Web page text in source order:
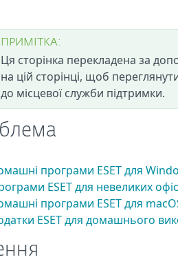
ПРИМІТКА:
Ця сторінка перекладена за
на цій сторінці, щоб
до місцевої служби підтримки.
програми ESET для
ESET для невеликих
програми ESET для
ESET для домашнього